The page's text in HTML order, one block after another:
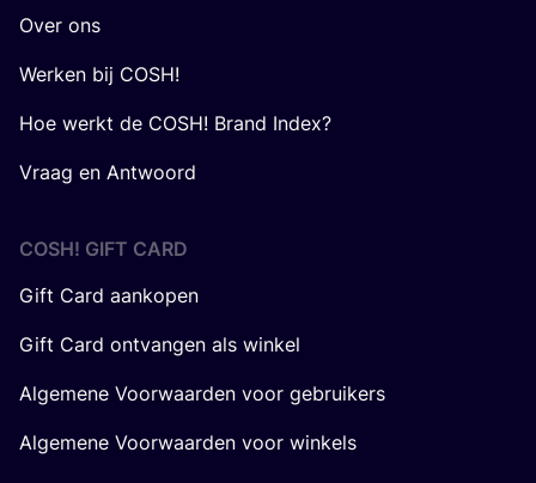
Over ons
Werken bij COSH!
Hoe werkt de COSH! Brand Index?
Vraag en Antwoord
COSH! GIFT CARD
Gift Card aankopen
Gift Card ontvangen als winkel
Algemene Voorwaarden voor gebruikers
Algemene Voorwaarden voor winkels